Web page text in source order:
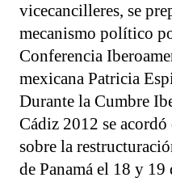
vicecancilleres, se
mecanismo político
Conferencia
mexicana Patricia
Durante la Cumbre
Cádiz 2012 se
sobre la
de Panamá el 18 y